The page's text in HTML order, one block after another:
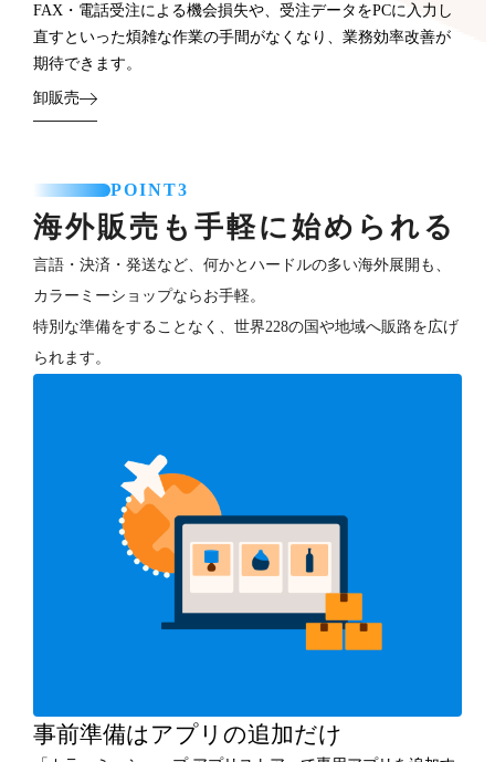
FAX・電話受注による機会損失や、受注データをPCに入力し
直すといった煩雑な作業の手間がなくなり、業務効率改善が
期待できます。
卸販売
POINT3
海外販売も手軽に始められる
言語・決済・発送など、何かとハードルの多い海外展開も、
カラーミーショップならお手軽。
特別な準備をすることなく、世界228の国や地域へ販路を広げ
られます。
事前準備はアプリの追加だけ